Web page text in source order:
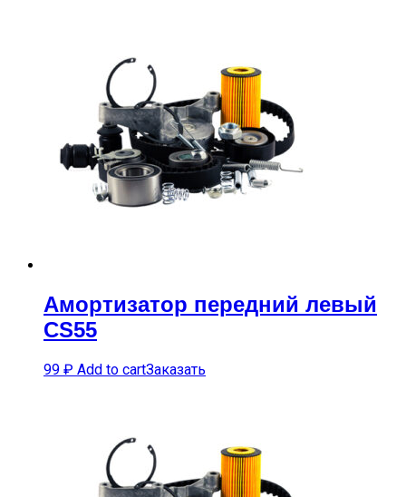
Амортизатор передний левый
CS55
99 ₽ Add to cartЗаказать